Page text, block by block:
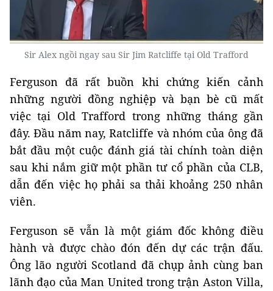
Sir Alex ngồi ngay sau Sir Jim Ratcliffe tại Old Trafford
Ferguson đã rất buồn khi chứng kiến ​​cảnh
những người đồng nghiệp và bạn bè cũ mất
việc tại Old Trafford trong những tháng gần
đây. Đầu năm nay, Ratcliffe và nhóm của ông đã
bắt đầu một cuộc đánh giá tài chính toàn diện
sau khi nắm giữ một phần tư cổ phần của CLB,
dẫn đến việc họ phải sa thải khoảng 250 nhân
viên.
Ferguson sẽ vẫn là một giám đốc không điều
hành và được chào đón đến dự các trận đấu.
Ông lão người Scotland đã chụp ảnh cùng ban
lãnh đạo của Man United trong trận Aston Villa,